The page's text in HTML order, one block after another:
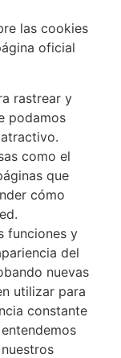
las cookies
oficial
rastrear y
podamos
como el
que
cómo
funciones y
del
nuevas
utilizar para
constante